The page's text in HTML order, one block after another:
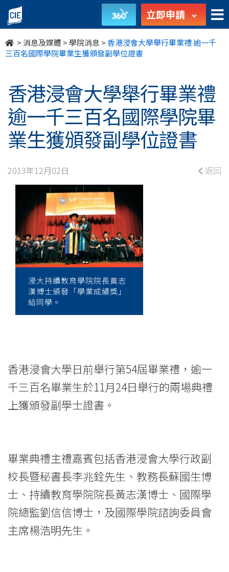
香
港
浸
大
學
舉
行
畢
禮
逾
一
三
名
國
際
院
畢
業
生
獲
立即申請
>消息及媒體 >學院消息 >香港浸會大學舉行畢業禮 逾一千
三百名國際學院畢業生獲頒發副學位證書
香港浸會大學舉行畢業禮
逾一千三百名國際學院畢
業生獲頒發副學位證書
2013年12月02日 返回
浸大持續教育學院院長黃志
漢博士頒發「學業成績獎」
給同學。
香港浸會大學日前舉行第54屆畢業禮，逾一
千三百名畢業生於11月24日舉行的兩場典禮
上獲頒發副學士證書。
畢業典禮主禮嘉賓包括香港浸會大學行政副
校長暨秘書長李兆銓先生、教務長蘇國生博
士、持續教育學院院長黃志漢博士、國際學
院總監劉信信博士，及國際學院諮詢委員會
主席楊浩明先生。